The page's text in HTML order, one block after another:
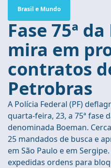
Brasil e Mundo
Fase 75ª
mira em
contratos
Petrobras
A Polícia Federal (PF)
quarta-feira, 23, a 75ª fase
denominada Boeman.
25 mandados de busca e
em São Paulo e em
expedidas ordens para